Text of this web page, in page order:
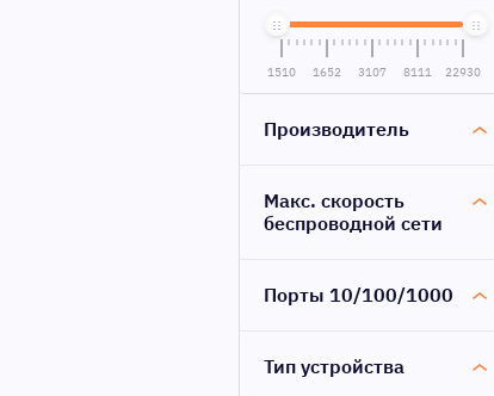
1510 1652 3107 8111 22930
Производитель
Макс. скорость
беспроводной сети
Порты 10/100/1000
Тип устройства